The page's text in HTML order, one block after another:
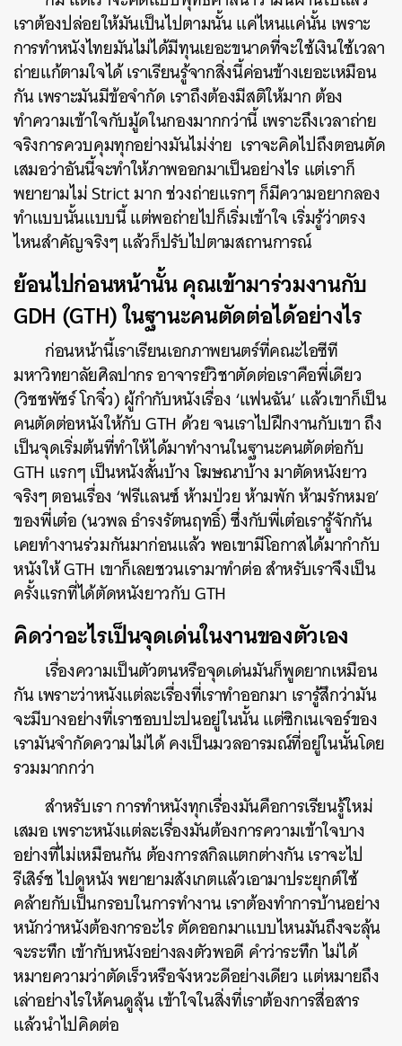
เราต้องปล่อยให้มันเป็นไปตามนั้น แค่ไหนแค่นั้น เพราะ
การทำหนังไทยมันไม่ได้มีทุนเยอะขนาดที่จะใช้เงินใช้เวลา
ถ่ายแก้ตามใจได้ เราเรียนรู้จากสิ่งนี้ค่อนข้างเยอะเหมือน
กัน เพราะมันมีข้อจำกัด เราถึงต้องมีสติให้มาก ต้อง
ทำความเข้าใจกับมู้ดในกองมากกว่านี้ เพราะถึงเวลาถ่าย
จริงการควบคุมทุกอย่างมันไม่ง่าย เราจะคิดไปถึงตอนตัด
เสมอว่าอันนี้จะทำให้ภาพออกมาเป็นอย่างไร แต่เราก็
พยายามไม่ Strict มาก ช่วงถ่ายแรกๆ ก็มีความอยากลอง
ทำแบบนั้นแบบนี้ แต่พอถ่ายไปก็เริ่มเข้าใจ เริ่มรู้ว่าตรง
ไหนสำคัญจริงๆ แล้วก็ปรับไปตามสถานการณ์
ย้อนไปก่อนหน้านั้น คุณเข้ามาร่วมงานกับ
GDH (GTH) ในฐานะคนตัดต่อได้อย่างไร
ก่อนหน้านี้เราเรียนเอกภาพยนตร์ที่คณะไอซีที
มหาวิทยาลัยศิลปากร อาจารย์วิชาตัดต่อเราคือพี่เดียว
(วิชชพัชร์ โกจิ๋ว) ผู้กำกับหนังเรื่อง ‘แฟนฉัน’ แล้วเขาก็เป็น
คนตัดต่อหนังให้กับ GTH ด้วย จนเราไปฝึกงานกับเขา ถึง
เป็นจุดเริ่มต้นที่ทำให้ได้มาทำงานในฐานะคนตัดต่อกับ
GTH แรกๆ เป็นหนังสั้นบ้าง โฆษณาบ้าง มาตัดหนังยาว
จริงๆ ตอนเรื่อง ‘ฟรีแลนซ์ ห้ามป่วย ห้ามพัก ห้ามรักหมอ’
ของพี่เต๋อ (นวพล ธำรงรัตนฤทธิ์) ซึ่งกับพี่เต๋อเรารู้จักกัน
เคยทำงานร่วมกันมาก่อนแล้ว พอเขามีโอกาสได้มากำกับ
หนังให้ GTH เขาก็เลยชวนเรามาทำต่อ สำหรับเราจึงเป็น
ครั้งแรกที่ได้ตัดหนังยาวกับ GTH
คิดว่าอะไรเป็นจุดเด่นในงานของตัวเอง
เรื่องความเป็นตัวตนหรือจุดเด่นมันก็พูดยากเหมือน
กัน เพราะว่าหนังแต่ละเรื่องที่เราทำออกมา เรารู้สึกว่ามัน
จะมีบางอย่างที่เราชอบปะปนอยู่ในนั้น แต่ซิกเนเจอร์ของ
เรามันจำกัดความไม่ได้ คงเป็นมวลอารมณ์ที่อยู่ในนั้นโดย
รวมมากกว่า
สำหรับเรา การทำหนังทุกเรื่องมันคือการเรียนรู้ใหม่
เสมอ เพราะหนังแต่ละเรื่องมันต้องการความเข้าใจบาง
อย่างที่ไม่เหมือนกัน ต้องการสกิลแตกต่างกัน เราจะไป
รีเสิร์ช ไปดูหนัง พยายามสังเกตแล้วเอามาประยุกต์ใช้
คล้ายกับเป็นกรอบในการทำงาน เราต้องทำการบ้านอย่าง
หนักว่าหนังต้องการอะไร ตัดออกมาแบบไหนมันถึงจะลุ้น
จะระทึก เข้ากับหนังอย่างลงตัวพอดี คำว่าระทึก ไม่ได้
หมายความว่าตัดเร็วหรือจังหวะดีอย่างเดียว แต่หมายถึง
เล่าอย่างไรให้คนดูลุ้น เข้าใจในสิ่งที่เราต้องการสื่อสาร
แล้วนำไปคิดต่อ